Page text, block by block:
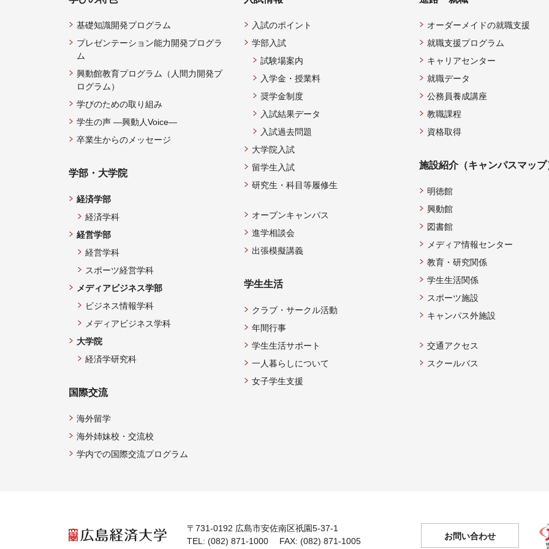
基礎知識開発プログラム
プレゼンテーション能力開発プログラ
ム
興動館教育プログラム（人間力開発プ
ログラム）
学びのための取り組み
学生の声 —興動人Voice—
卒業生からのメッセージ
学部・大学院
経済学部
経済学科
経営学部
経営学科
スポーツ経営学科
メディアビジネス学部
ビジネス情報学科
メディアビジネス学科
大学院
経済学研究科
国際交流
海外留学
海外姉妹校・交流校
学内での国際交流プログラム
入試のポイント
学部入試
試験場案内
入学金・授業料
奨学金制度
入試結果データ
入試過去問題
大学院入試
留学生入試
研究生・科目等履修生
オープンキャンパス
進学相談会
出張模擬講義
学生生活
クラブ・サークル活動
年間行事
学生生活サポート
一人暮らしについて
女子学生支援
オーダーメイドの就職支援
就職支援プログラム
キャリアセンター
就職データ
公務員養成講座
教職課程
資格取得
施設紹介（キャンパスマップ
明徳館
興動館
図書館
メディア情報センター
教育・研究関係
学生生活関係
スポーツ施設
キャンパス外施設
交通アクセス
スクールバス
〒731-0192 広島市安佐南区祇園5-37-1
TEL: (082) 871-1000 FAX: (082) 871-1005
お問い合わせ